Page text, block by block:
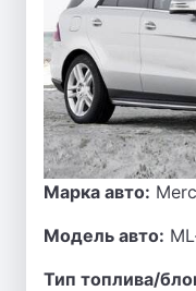
Марка авто:
Модель авто:
Тип топлива/